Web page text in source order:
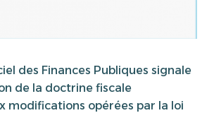
des Finances Publiques signale
de la doctrine fiscale
modifications opérées par la loi